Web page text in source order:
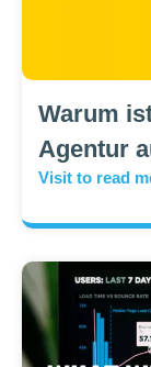
Warum
Agentur
Visit to read